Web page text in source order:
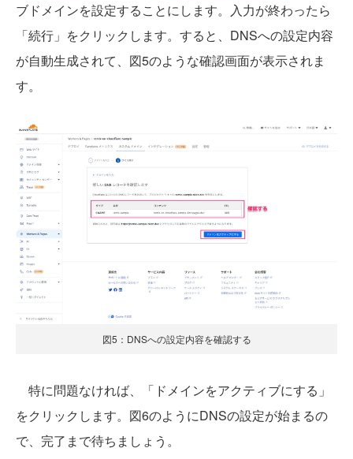
ブドメインを設定することにします。入力が終わったら
「続行」をクリックします。すると、DNSへの設定内容
が自動生成されて、図5のような確認画面が表示されま
す。
図5：DNSへの設定内容を確認する
特に問題なければ、「ドメインをアクティブにする」
をクリックします。図6のようにDNSの設定が始まるの
で、完了まで待ちましょう。